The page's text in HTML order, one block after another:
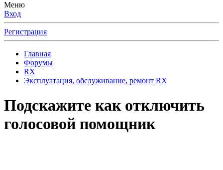
Меню
Вход
Регистрация
Главная
Форумы
RX
Эксплуатация, обслуживание, ремонт RX
Подскажите как отключить
голосовой помощник